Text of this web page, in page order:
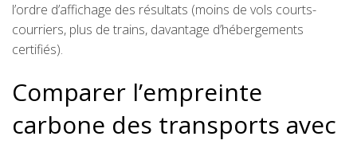
l’ordre d’affichage des résultats (moins de vols courts-
courriers, plus de trains, davantage d’hébergements
certifiés).
Comparer l’empreinte
carbone des transports avec